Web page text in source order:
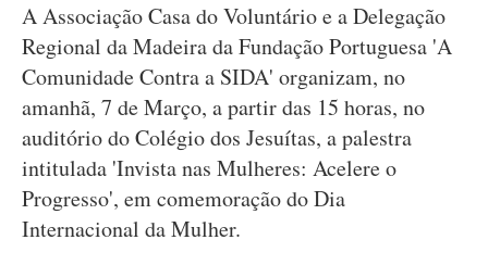
A Associação Casa do Voluntário e a Delegação
Regional da Madeira da Fundação Portuguesa 'A
Comunidade Contra a SIDA' organizam, no
amanhã, 7 de Março, a partir das 15 horas, no
auditório do Colégio dos Jesuítas, a palestra
intitulada 'Invista nas Mulheres: Acelere o
Progresso', em comemoração do Dia
Internacional da Mulher.